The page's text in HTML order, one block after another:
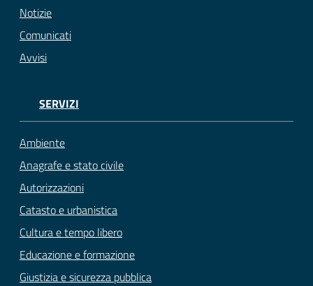
Notizie
Comunicati
Avvisi
SERVIZI
Ambiente
Anagrafe e stato civile
Autorizzazioni
Catasto e urbanistica
Cultura e tempo libero
Educazione e formazione
Giustizia e sicurezza pubblica